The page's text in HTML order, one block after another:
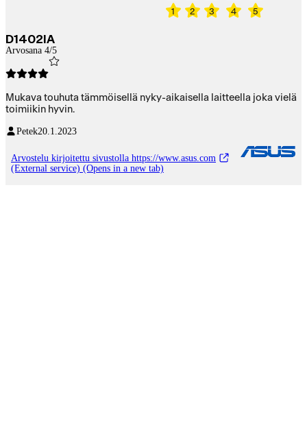
1 2 3 4 5
D1402IA
Arvosana 4/5
Mukava touhuta tämmöisellä nyky-aikaisella laitteella joka vielä
toimiikin hyvin.
Petek20.1.2023
Arvostelu kirjoitettu sivustolla https://www.asus.com
(External service) (Opens in a new tab)